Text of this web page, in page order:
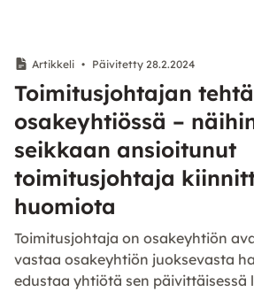
Artikkeli • Päivitetty 28.2.2024
Toimitusjohtajan
osakeyhtiössä –
seikkaan ansioitunut
toimitusjohtaja
huomiota
Toimitusjohtaja on osakeyhtiön
vastaa osakeyhtiön juoksevasta
edustaa yhtiötä sen päivittäisessä